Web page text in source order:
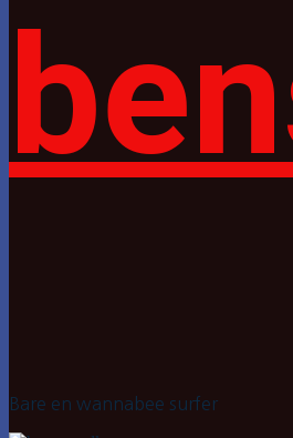
Bare en wannabee surfer